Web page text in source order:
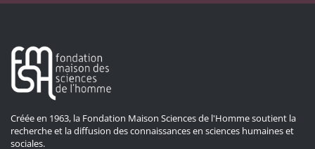
Créée en 1963, la Fondation Maison Sciences de l'Homme soutient la
recherche et la diffusion des connaissances en sciences humaines et
sociales.